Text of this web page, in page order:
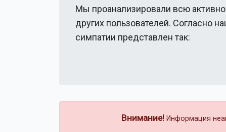
Мы проанализировали всю
других пользователей. Согласно
симпатии представлен так:
Внимание!Информация